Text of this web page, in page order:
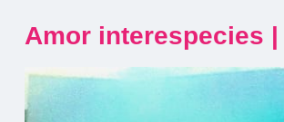
Amor interespecies |